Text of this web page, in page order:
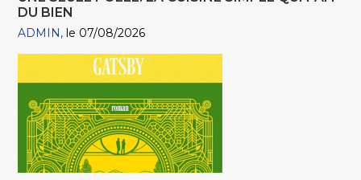
DU BIEN
ADMIN le 07/08/2026